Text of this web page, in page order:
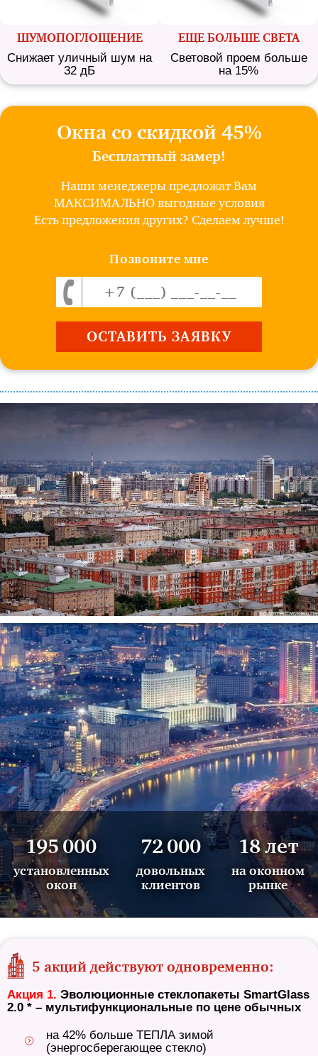
ШУМО­ПОГЛОЩЕНИЕ
Снижает уличный шум на
32 дБ
ЕЩЕ БОЛЬШЕ СВЕТА
Световой проем больше
на 15%
Окна со скидкой 45%
Бесплатный замер!
Наши менеджеры предложат Вам
МАКСИМАЛЬНО выгодные условия
Есть предложения других? Сделаем лучше!
Позвоните мне
195 000
установленных
окон
72 000
довольных
клиентов
18 лет
на оконном
рынке
5 акций действуют одновременно:
Акция 1. Эволюционные стеклопакеты SmartGlass
2.0 * – мультифункциональные по цене обычных
на 42% больше ТЕПЛА зимой
(энергосберегающее стекло)